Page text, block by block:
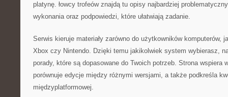
platynę. łowcy trofeów znajdą tu opisy najbardziej
wykonania oraz podpowiedzi, które ułatwiają zadanie.
Serwis kieruje materiały zarówno do użytkowników komputerów,
Xbox czy Nintendo. Dzięki temu jakikolwiek system wybierasz,
porady, które są dopasowane do Twoich potrzeb. Strona wspiera
porównuje edycje między różnymi wersjami, a także podkreśla
międzyplatformowej.